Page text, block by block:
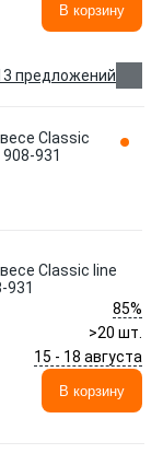
В корзину
предложений
Classic
931
Classic line
931
85%
>20 шт.
15 - 18 августа
В корзину